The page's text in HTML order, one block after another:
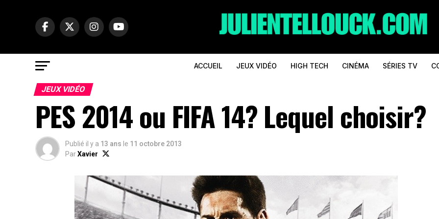
ACCUEIL JEUX VIDÉO HIGH TECH CINÉMA SÉRIES TV
JEUX VIDÉO
PES 2014 ou FIFA 14? Lequel choisir?
Publié il y a 13 ans le 11 octobre 2013
ParXavier